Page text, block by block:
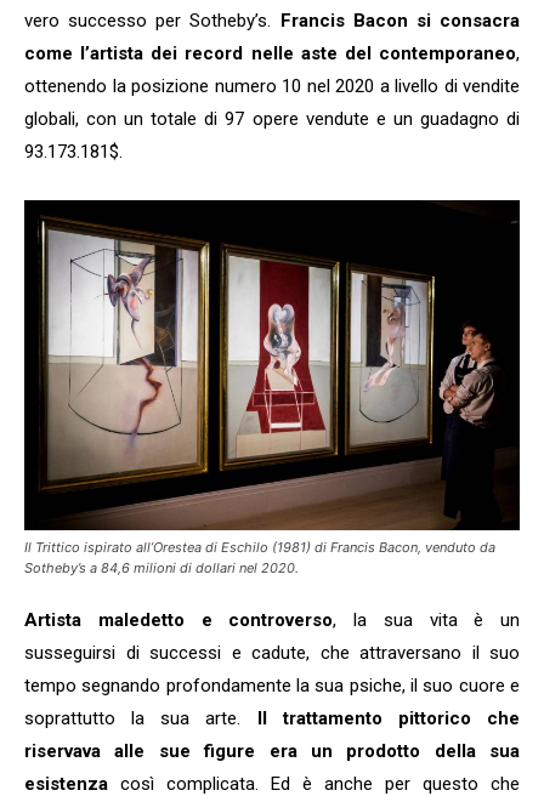
vero successo per Sotheby’s. Francis Bacon si consacra
come l’artista dei record nelle aste del contemporaneo,
ottenendo la posizione numero 10 nel 2020 a livello di vendite
globali, con un totale di 97 opere vendute e un guadagno di
93.173.181$.
Il Trittico ispirato all’Orestea di Eschilo (1981) di Francis Bacon, venduto da
Sotheby’s a 84,6 milioni di dollari nel 2020.
Artista maledetto e controverso, la sua vita è un
susseguirsi di successi e cadute, che attraversano il suo
tempo segnando profondamente la sua psiche, il suo cuore e
soprattutto la sua arte. Il trattamento pittorico che
riservava alle sue figure era un prodotto della sua
esistenza così complicata. Ed è anche per questo che